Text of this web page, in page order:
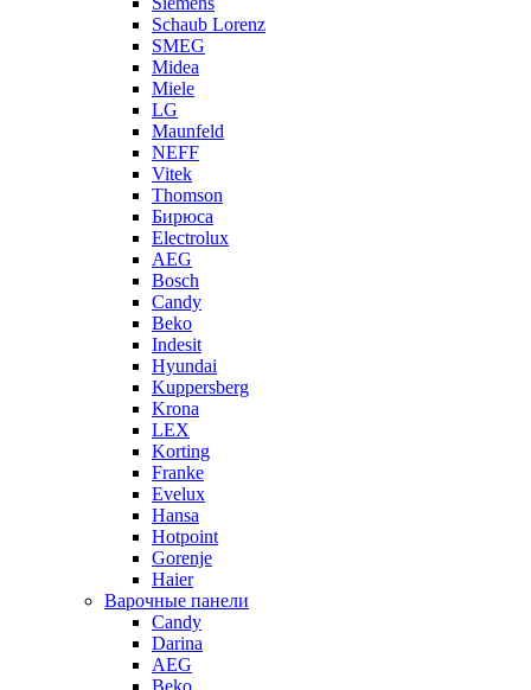
Schaub Lorenz
SMEG
Midea
Miele
LG
Maunfeld
NEFF
Vitek
Thomson
Бирюса
Electrolux
AEG
Bosch
Candy
Beko
Indesit
Hyundai
Kuppersberg
Krona
LEX
Korting
Franke
Evelux
Hansa
Hotpoint
Gorenje
Haier
Варочные панели
Candy
Darina
AEG